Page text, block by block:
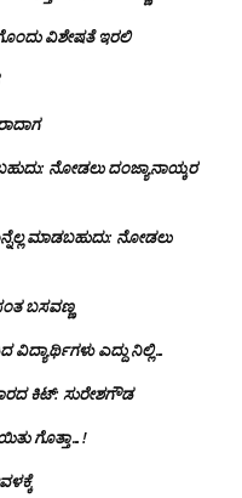
ವಿಶೇಷತೆ ಇರಲಿ
ನೋಡಲು ದಂಜ್ಯಾನಾಯ್ಕರ
ಮಾಡಬಹುದು: ನೋಡಲು
ಬಸವಣ್ಣ
ಎದ್ದು ನಿಲ್ಲಿ…
ಕಿಟ್: ಸುರೇಶಗೌಡ
ಗೊತ್ತಾ…!